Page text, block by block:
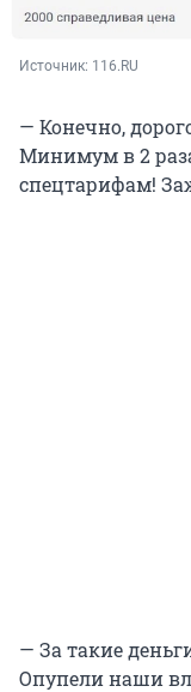
Источник: 116.RU
— Конечно,
Минимум в 2
спецтарифам!
— За такие
Опупели наши